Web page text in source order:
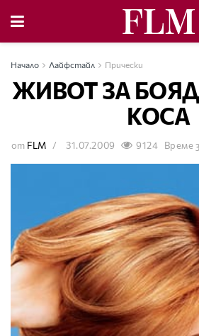
Начало Лайфстайл Прически
ЖИВОТ ЗА
КОСА
от FLM 31.07.2009 9124 Време